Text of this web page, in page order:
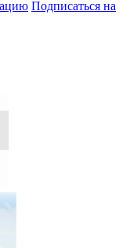
Подписаться на